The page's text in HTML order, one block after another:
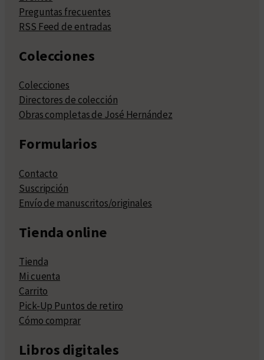
Preguntas frecuentes
RSS Feed de entradas
Colecciones
Colecciones
Directores de colección
Obras completas de José Hernández
Formularios
Contacto
Suscripción
Envío de manuscritos/originales
Tienda online
Tienda
Mi cuenta
Carrito
Pick-Up Puntos de retiro
Cómo comprar
Libros digitales